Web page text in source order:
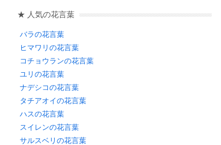
★ 人気の花言葉
バラの花言葉
ヒマワリの花言葉
コチョウランの花言葉
ユリの花言葉
ナデシコの花言葉
タチアオイの花言葉
ハスの花言葉
スイレンの花言葉
サルスベリの花言葉